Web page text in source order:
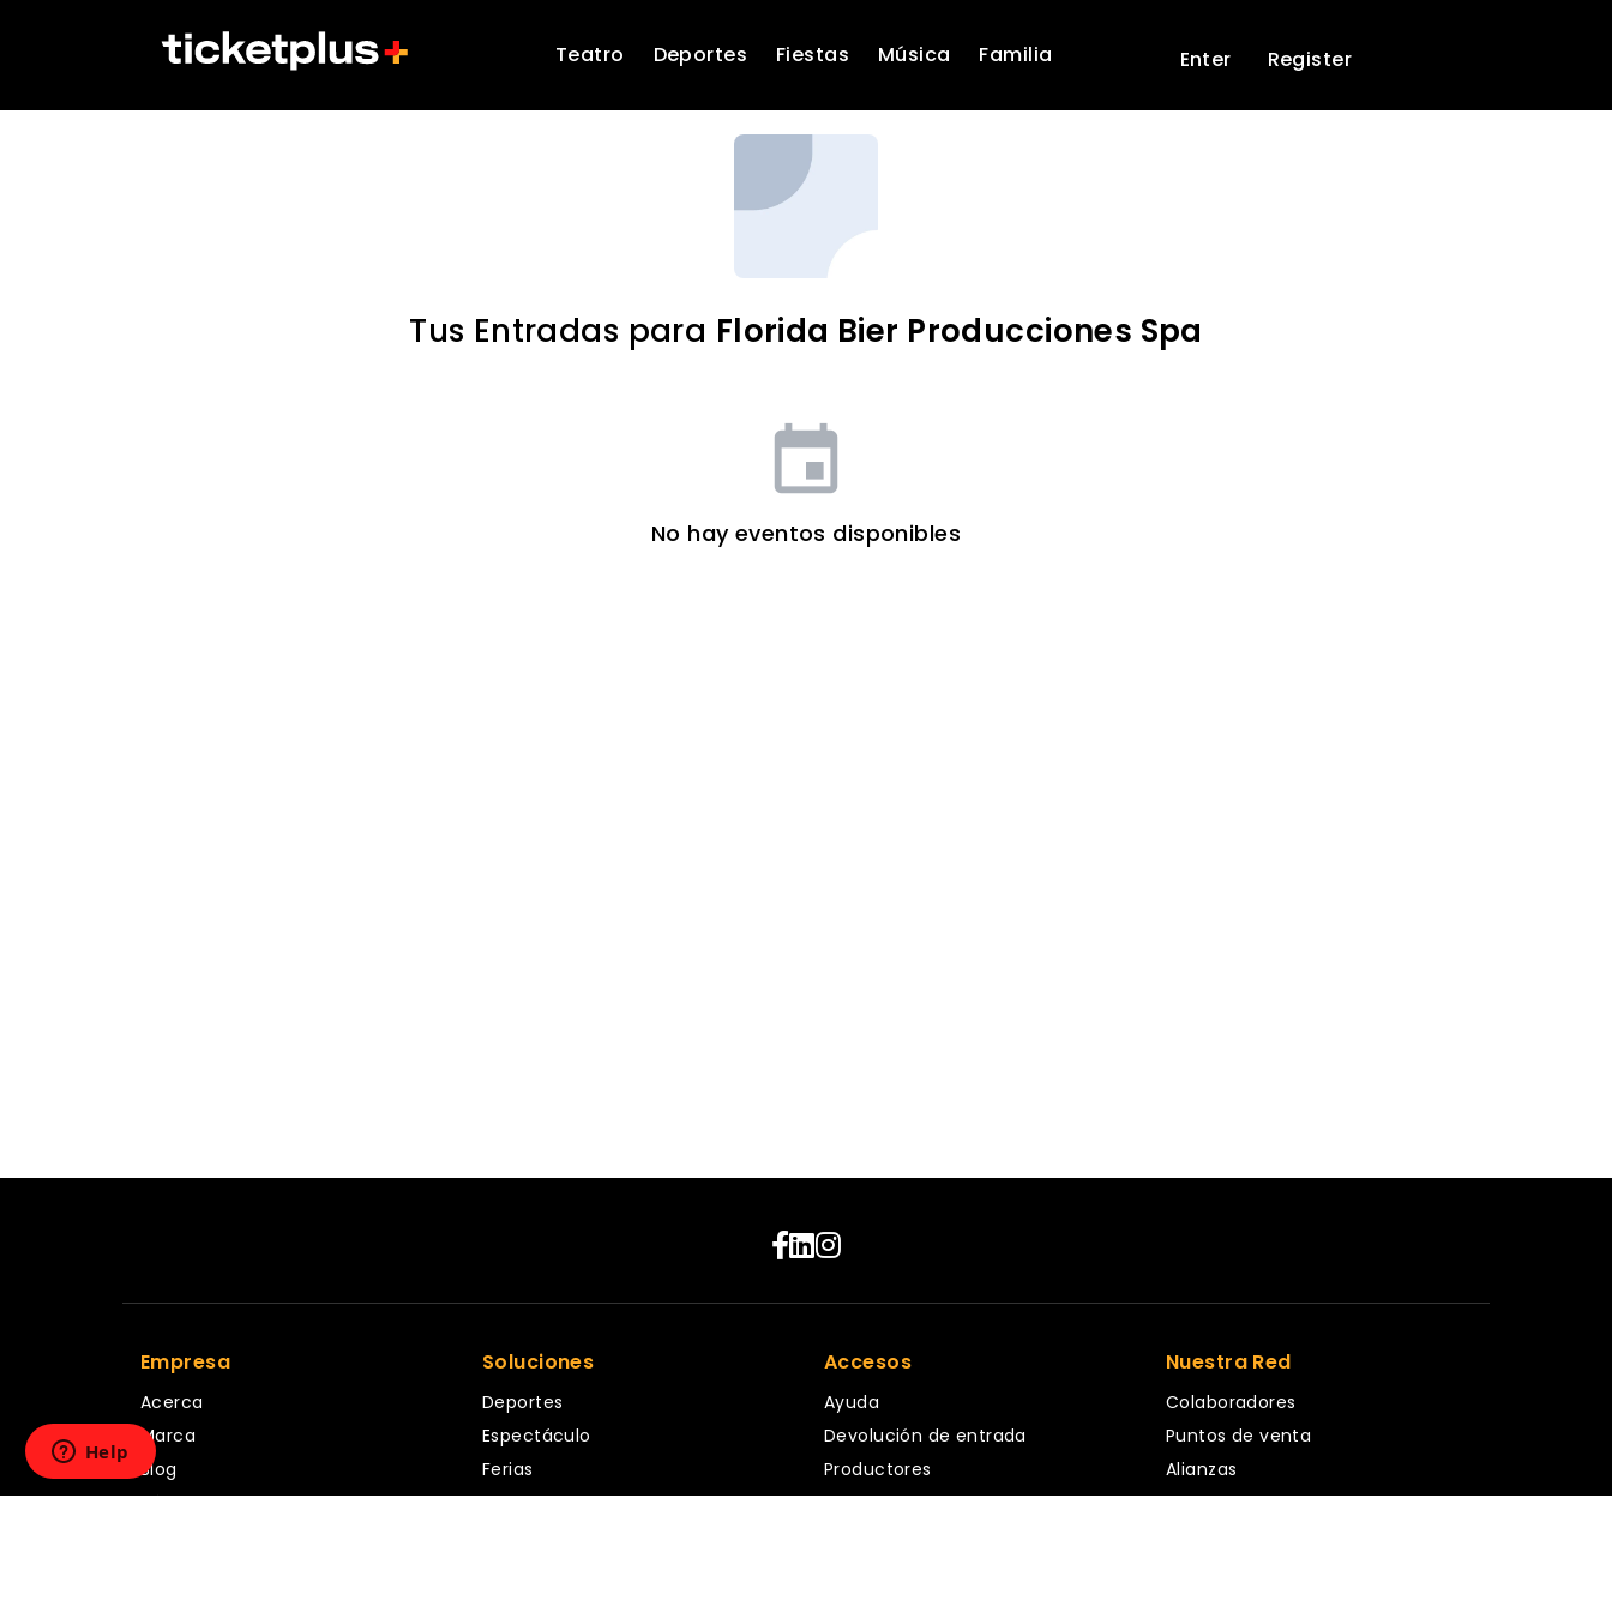
Teatro Deportes Fiestas Música Familia Enter Register
Tus Entradas para Florida Bier Producciones Spa
event
No hay eventos disponibles
Empresa
Acerca
Marca
Blog
Términos y condiciones
Soluciones
Deportes
Espectáculo
Ferias
Festivales
Accesos
Ayuda
Devolución de entrada
Productores
Vendedores
Nuestra Red
Colaboradores
Puntos de venta
Alianzas